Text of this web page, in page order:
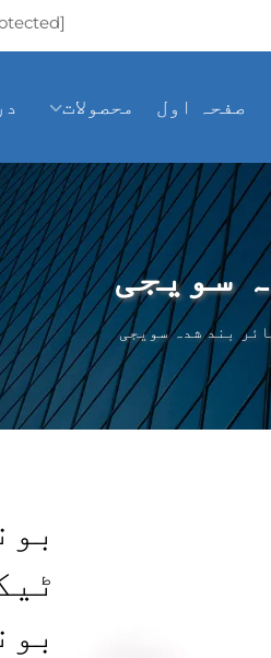
صفحہ اول محصولات
سویجی
بند شدہ سویجی